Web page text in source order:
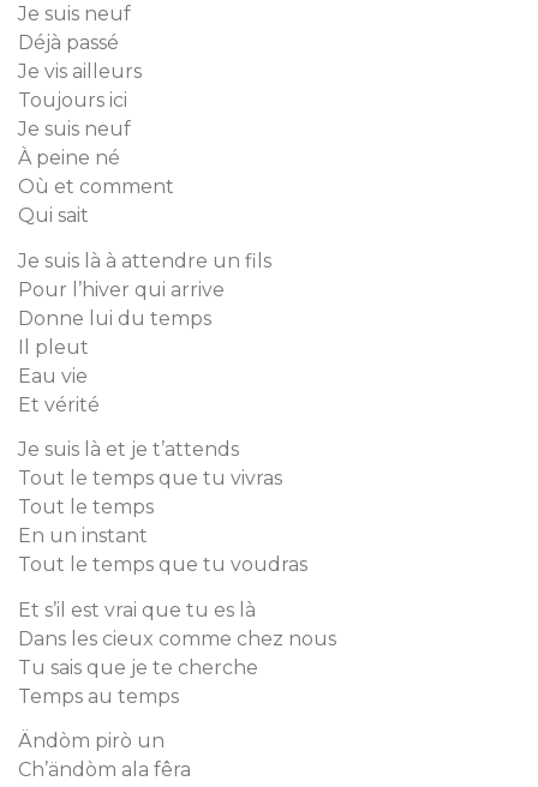
Je suis neuf
Déjà passé
Je vis ailleurs
Toujours ici
Je suis neuf
À peine né
Où et comment
Qui sait
Je suis là à attendre un fils
Pour l’hiver qui arrive
Donne lui du temps
Il pleut
Eau vie
Et vérité
Je suis là et je t’attends
Tout le temps que tu vivras
Tout le temps
En un instant
Tout le temps que tu voudras
Et s’il est vrai que tu es là
Dans les cieux comme chez nous
Tu sais que je te cherche
Temps au temps
Ändòm pirò un
Ch’ändòm ala fêra